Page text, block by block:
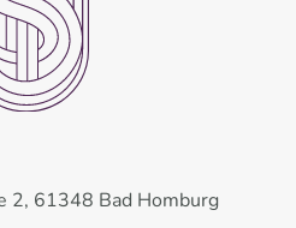
2, 61348 Bad Homburg